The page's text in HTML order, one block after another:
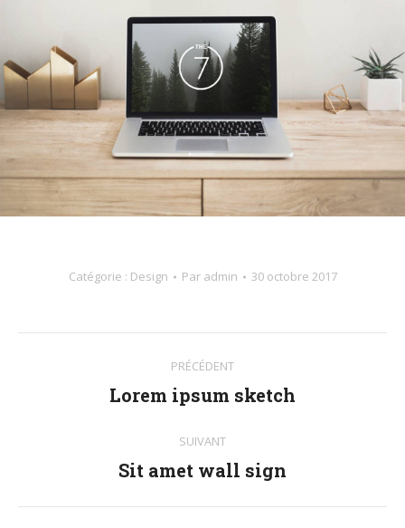
Catégorie : Design Par admin 30 octobre 2017
Navigation
commentaire
PRÉCÉDENT
Onglet
Lorem ipsum sketch
SUIVANT
Projets
Sit amet wall sign